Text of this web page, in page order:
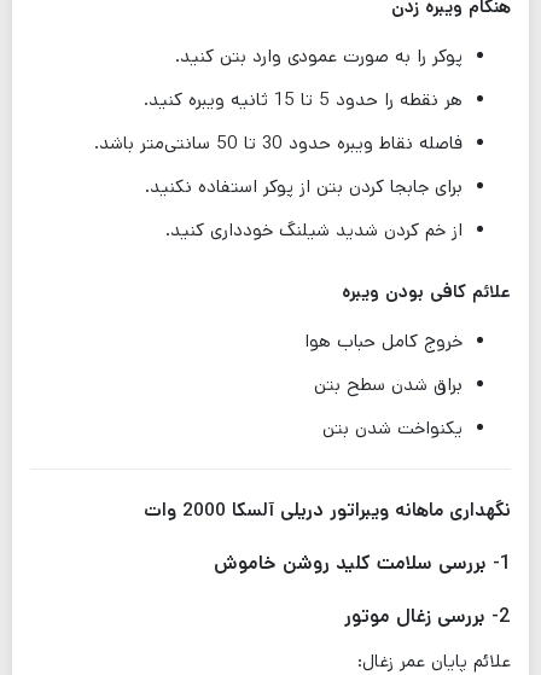
هنگام ویبره زدن
پوکر را به صورت عمودی وارد بتن کنید.
هر نقطه را حدود 5 تا 15 ثانیه ویبره کنید.
فاصله نقاط ویبره حدود 30 تا 50 سانتی‌متر باشد.
برای جابجا کردن بتن از پوکر استفاده نکنید.
از خم کردن شدید شیلنگ خودداری کنید.
علائم کافی بودن ویبره
خروج کامل حباب هوا
براق شدن سطح بتن
یکنواخت شدن بتن
نگهداری ماهانه ویبراتور دریلی آلسکا 2000 وات
1- بررسی سلامت کلید روشن خاموش
2- بررسی زغال موتور
علائم پایان عمر زغال: